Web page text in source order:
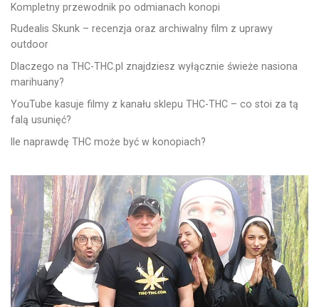
Kompletny przewodnik po odmianach konopi
Rudealis Skunk – recenzja oraz archiwalny film z uprawy
outdoor
Dlaczego na THC-THC.pl znajdziesz wyłącznie świeże nasiona
marihuany?
YouTube kasuje filmy z kanału sklepu THC-THC – co stoi za tą
falą usunięć?
Ile naprawdę THC może być w konopiach?